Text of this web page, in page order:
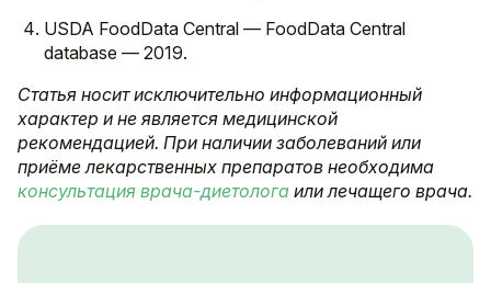
USDA FoodData Central — FoodData Central
database — 2019.
Статья носит исключительно информационный
характер и не является медицинской
рекомендацией. При наличии заболеваний или
приёме лекарственных препаратов необходима
консультация врача-диетолога или лечащего врача.